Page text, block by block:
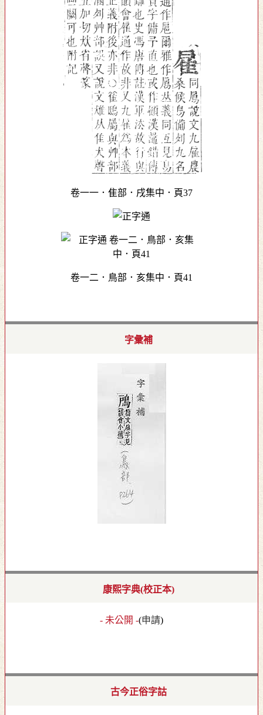
卷一一．隹部．戌集中．頁37
卷一二．鳥部．亥集中．頁41
字彙補
康熙字典(校正本)
- 未公開 -(申請)
古今正俗字詁